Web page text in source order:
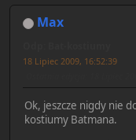
Max
18 Lipiec 2009, 16:52:39
Ok, jeszcze nigdy nie
kostiumy Batmana.